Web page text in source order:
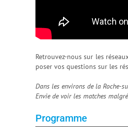
Retrouvez-nous sur les
poser vos questions sur les
Dans les environs de la Roche-
Envie de voir les matches
Programme